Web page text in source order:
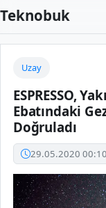
Teknobuk
Uzay
ESPRESSO,
Ebatındaki
Doğruladı
29.05.2020 00:10